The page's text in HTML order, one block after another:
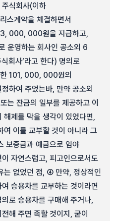
식회사(이하
스계약을 체결하면서
000, 000원을 지급하고,
운영하는 회사인 공소외 6
회사’라고 한다) 명의로
101, 000, 000원의
하여 주었는바, 만약 공소외
는 잔금의 일부를 제공하고 이
해제를 막을 생각이 있었다면,
여 이를 교부할 것이 아니라 그
보증금과 예금으로 임야
자연스럽고, 피고인으로서도
는 없었던 점, ④ 만약, 정상적인
승용차를 교부하는 것이라면
로 승용차를 구매해 주거나,
해 주면 족할 것이지, 굳이